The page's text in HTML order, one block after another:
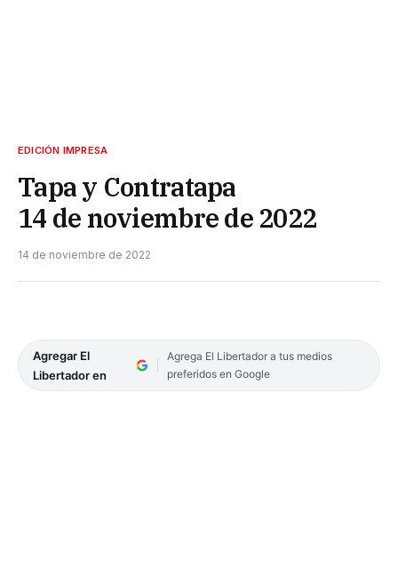
EDICIÓN IMPRESA
Tapa y Contratapa
14 de noviembre de 2022
14 de noviembre de 2022
Agregar El
Libertador en
Agrega El Libertador a tus medios
preferidos en Google